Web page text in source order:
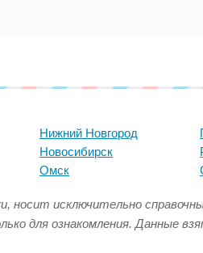
Нижний Новгород
Новосибирск
Омск
носит исключительно
для ознакомления. Данные